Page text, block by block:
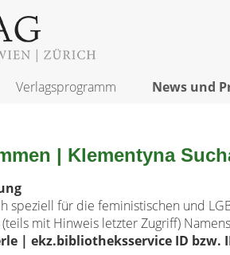
Verlagsprogramm News und
| Klementyna
speziell für die feministischen und
mit Hinweis letzter Zugriff)
| ekz.bibliotheksservice ID bzw.